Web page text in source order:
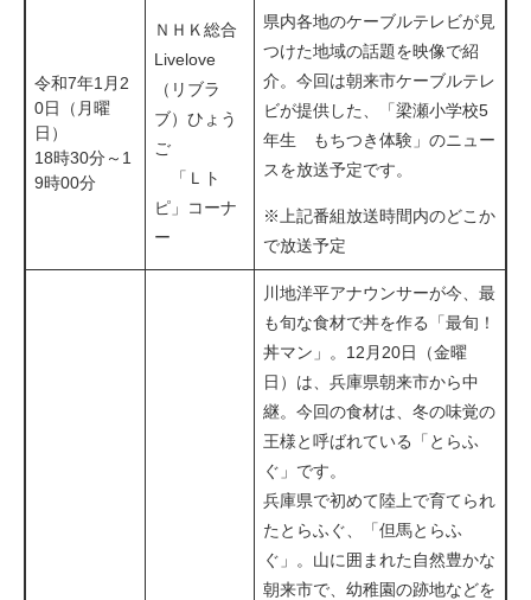
令和7年1月2
0日（月曜
日）
18時30分～1
9時00分
ＮＨＫ総合
Livelove
（リブラ
ブ）ひょう
ご
「Ｌト
ピ」コーナ
ー
県内各地のケーブルテレビが見
つけた地域の話題を映像で紹
介。今回は朝来市ケーブルテレ
ビが提供した、「梁瀬小学校5
年生 もちつき体験」のニュー
スを放送予定です。​
※上記番組放送時間内のどこか
で放送予定
川地洋平アナウンサーが今、最
も旬な食材で丼を作る「最旬！
丼マン」。12月20日（金曜
日）は、兵庫県朝来市から中
継。今回の食材は、冬の味覚の
王様と呼ばれている「とらふ
ぐ」です。
兵庫県で初めて陸上で育てられ
たとらふぐ、「但馬とらふ
ぐ」。山に囲まれた自然豊かな
朝来市で、幼稚園の跡地などを